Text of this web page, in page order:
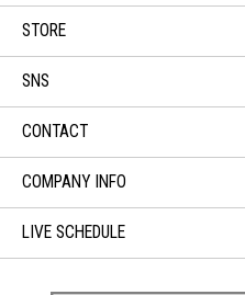
STORE
SNS
CONTACT
COMPANY INFO
LIVE SCHEDULE